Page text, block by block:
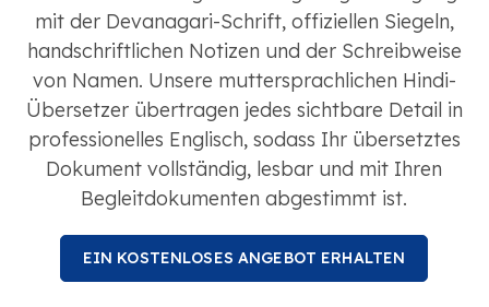
mit der Devanagari-Schrift, offiziellen Siegeln,
handschriftlichen Notizen und der Schreibweise
von Namen. Unsere muttersprachlichen Hindi-
Übersetzer übertragen jedes sichtbare Detail in
professionelles Englisch, sodass Ihr übersetztes
Dokument vollständig, lesbar und mit Ihren
Begleitdokumenten abgestimmt ist.
EIN KOSTENLOSES ANGEBOT ERHALTEN